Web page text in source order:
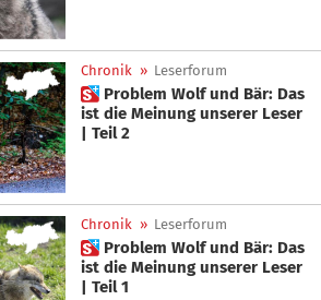
Chronik » Leserforum
 Problem Wolf und Bär: Das
ist die Meinung unserer Leser
| Teil 2
Chronik » Leserforum
 Problem Wolf und Bär: Das
ist die Meinung unserer Leser
| Teil 1